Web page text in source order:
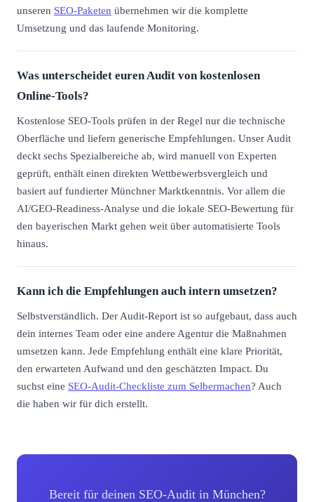
unseren SEO-Paketen übernehmen wir die komplette
Umsetzung und das laufende Monitoring.
Was unterscheidet euren Audit von kostenlosen
Online-Tools?
Kostenlose SEO-Tools prüfen in der Regel nur die technische
Oberfläche und liefern generische Empfehlungen. Unser Audit
deckt sechs Spezialbereiche ab, wird manuell von Experten
geprüft, enthält einen direkten Wettbewerbsvergleich und
basiert auf fundierter Münchner Marktkenntnis. Vor allem die
AI/GEO-Readiness-Analyse und die lokale SEO-Bewertung für
den bayerischen Markt gehen weit über automatisierte Tools
hinaus.
Kann ich die Empfehlungen auch intern umsetzen?
Selbstverständlich. Der Audit-Report ist so aufgebaut, dass auch
dein internes Team oder eine andere Agentur die Maßnahmen
umsetzen kann. Jede Empfehlung enthält eine klare Priorität,
den erwarteten Aufwand und den geschätzten Impact. Du
suchst eine SEO-Audit-Checkliste zum Selbermachen? Auch
die haben wir für dich erstellt.
Bereit für deinen SEO-Audit in München?